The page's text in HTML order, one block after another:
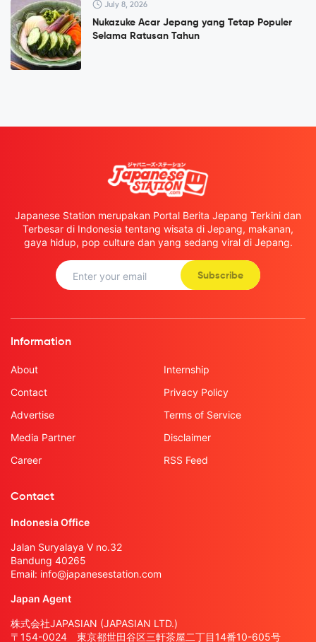
July 8, 2026
Nukazuke Acar Jepang yang Tetap Populer
Selama Ratusan Tahun
Japanese Station merupakan Portal Berita Jepang Terkini dan
Terbesar di Indonesia tentang wisata di Jepang, makanan,
gaya hidup, pop culture dan yang sedang viral di Jepang.
Subscribe
Information
About
Contact
Advertise
Media Partner
Career
Internship
Privacy Policy
Terms of Service
Disclaimer
RSS Feed
Contact
Indonesia Office
Jalan Suryalaya V no.32
Bandung 40265
Email: info@japanesestation.com
Japan Agent
株式会社JAPASIAN (JAPASIAN LTD.)
〒154-0024 東京都世田谷区三軒茶屋二丁目14番10-605号